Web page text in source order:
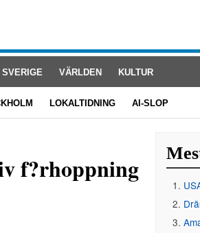
SVERIGE VÄRLDEN KULTUR
LOKALTIDNING AI-SLOP
f?rhoppning